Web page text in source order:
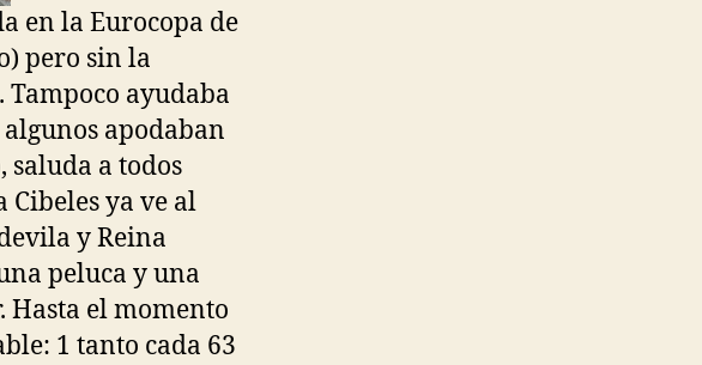
en la Eurocopa de
pero sin la
Tampoco ayudaba
apodaban
saluda a todos
Cibeles ya ve al
y Reina
peluca y una
Hasta el momento
1 tanto cada 63